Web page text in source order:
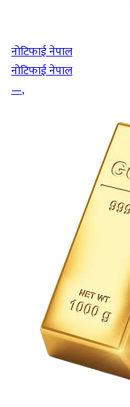
नोटिफाई नेपाल
नोटिफाई नेपाल
—,